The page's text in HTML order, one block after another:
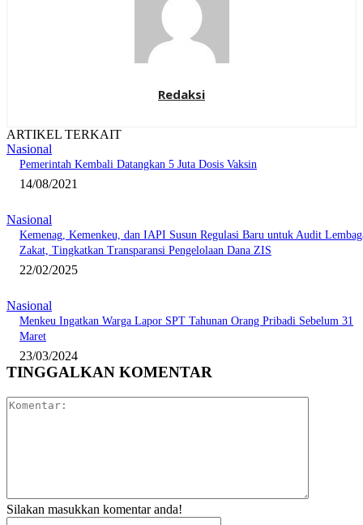
Redaksi
ARTIKEL TERKAIT
Nasional
Pemerintah Kembali Datangkan 5 Juta Dosis Vaksin
14/08/2021
Nasional
Kemenag, Kemenkeu, dan IAPI Susun Regulasi Baru untuk Audit
Zakat, Tingkatkan Transparansi Pengelolaan Dana ZIS
22/02/2025
Nasional
Menkeu Ingatkan Warga Lapor SPT Tahunan Orang Pribadi Sebelum 31
Maret
23/03/2024
TINGGALKAN KOMENTAR
Silakan masukkan komentar anda!